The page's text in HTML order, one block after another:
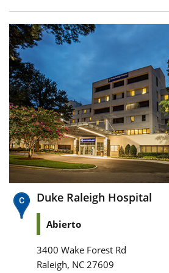
Duke Raleigh Hospital
Abierto
3400 Wake Forest Rd
Raleigh, NC 27609